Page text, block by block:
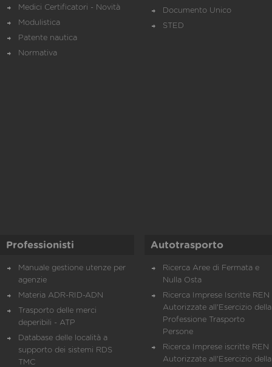
Medici Certificatori - Novità
Modulistica
Patente nautica
Normativa
Documento Unico
STED
Professionisti
Manuale gestione utenze per
agenzie
Materia ADR-RID-ADN
Trasporto delle merci
deperibili - ATP
Database delle località a
supporto dei sistemi RDS
TMC
Autotrasporto
Ricerca Aree di Fermata e
Nulla Osta
Ricerca Imprese Iscritte REN
Autorizzate all'Esercizio della
Professione Trasporto
Persone
Ricerca Imprese iscritte REN
Autorizzate all'Esercizio della